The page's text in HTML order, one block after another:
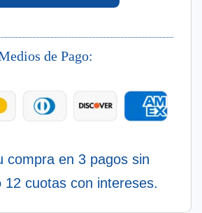
de Pago:
compra en 3 pagos sin
12 cuotas con intereses.